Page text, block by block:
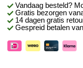
Vandaag besteld?
Gratis bezorgen
14 dagen gratis
Gespreid betalen